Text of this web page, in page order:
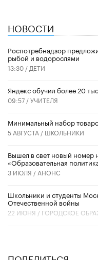
НОВОСТИ
Роспотребнадзор
рыбой и водорослями
13:30 / ДЕТИ
​Яндекс обучил более 20
09:57 /УЧИТЕЛЯ
Минимальный набор
5 АВГУСТА / ШКОЛЬНИКИ
Вышел в свет новый номер
«Образовательная
3 ИЮЛЯ / АНОНС
Школьники и студенты
Отечественной войны
22 ИЮНЯ / ГОРОДСКОЕ